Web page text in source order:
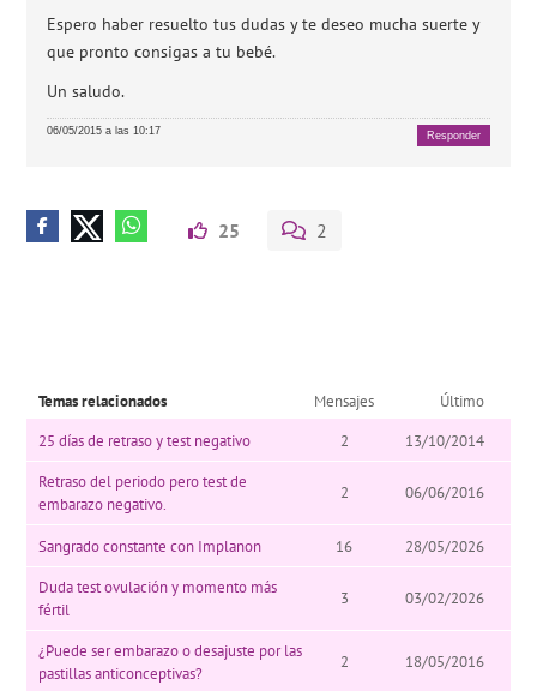
Espero haber resuelto tus dudas y te deseo mucha suerte y
que pronto consigas a tu bebé.
Un saludo.
06/05/2015 a las 10:17 Responder
25 2
Temas relacionados Mensajes
Último
25 días de retraso y test negativo
2
13/10/2014
Retraso del periodo pero test de
embarazo negativo.
2 06/06/2016
Sangrado constante con Implanon 16
28/05/2026
Duda test ovulación y momento más
fértil
3 03/02/2026
¿Puede ser embarazo o desajuste por las
pastillas anticonceptivas?
2 18/05/2016